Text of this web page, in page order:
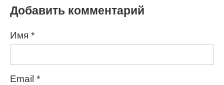
Добавить комментарий
Имя *
Email *